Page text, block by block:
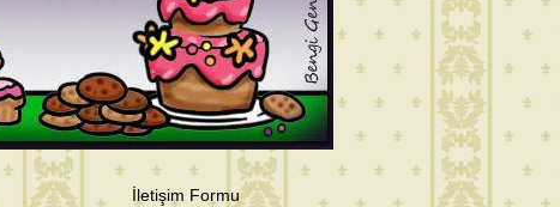
İletişim Formu